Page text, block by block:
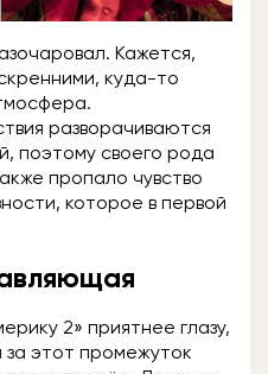
Кажется,
куда-то
разворачиваются
поэтому своего рода
пропало чувство
которое в первой
2» приятнее глазу,
за этот промежуток